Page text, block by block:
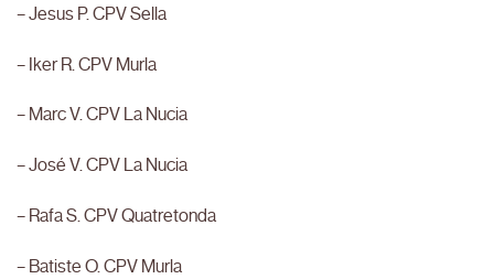
– Jesus P. CPV Sella
– Iker R. CPV Murla
– Marc V. CPV La Nucia
– José V. CPV La Nucia
– Rafa S. CPV Quatretonda
– Batiste O. CPV Murla